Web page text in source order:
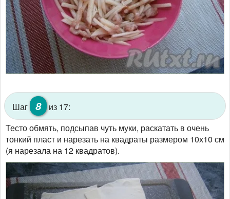
Шаг 8
из 17:
Тесто обмять, подсыпав чуть муки, раскатать в очень
тонкий пласт и нарезать на квадраты размером 10х10 см
(я нарезала на 12 квадратов).